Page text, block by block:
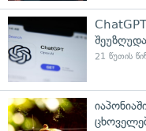
21 წუთის